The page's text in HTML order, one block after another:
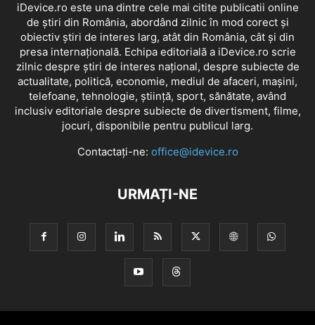
iDevice.ro este una dintre cele mai citite publicatii online
de știri din România, abordând zilnic în mod corect și
obiectiv știri de interes larg, atât din România, cât și din
presa internațională. Echipa editorială a iDevice.ro scrie
zilnic despre știri de interes național, despre subiecte de
actualitate, politică, economie, mediul de afaceri, mașini,
telefoane, tehnologie, știință, sport, sănătate, având
inclusiv editoriale despre subiecte de divertisment, filme,
jocuri, disponibile pentru publicul larg.
Contactați-ne: office@idevice.ro
URMAȚI-NE